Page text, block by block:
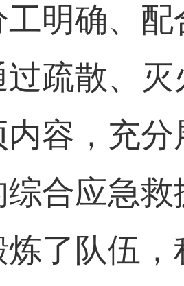
工明确、
过疏散、
内容，充
综合应急
了队伍